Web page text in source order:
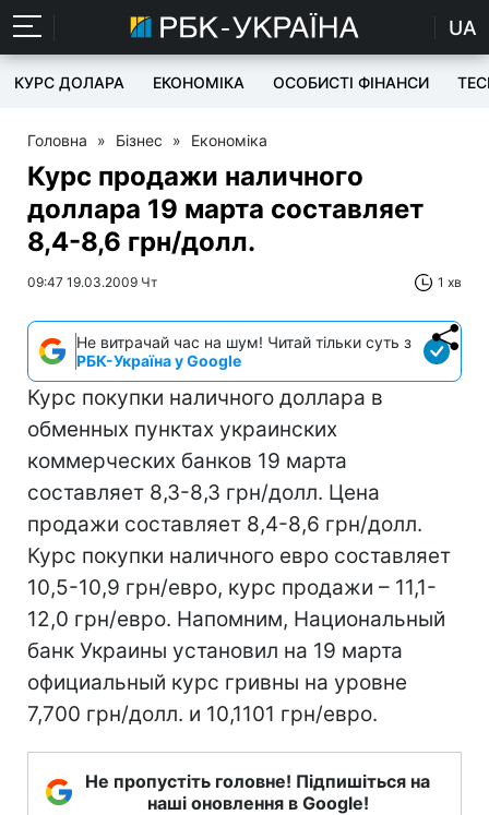
UA
КУРС ДОЛАРА ЕКОНОМІКА ОСОБИСТІ ФІНАНСИ
Головна » Бізнес » Економіка
Курс продажи наличного
доллара 19 марта составляет
8,4-8,6 грн/долл.
09:47 19.03.2009 Чт 1 хв
Не витрачай час на шум! Читай тільки суть з
РБК-Україна у Google
Курс покупки наличного доллара в
обменных пунктах украинских
коммерческих банков 19 марта
составляет 8,3-8,3 грн/долл. Цена
продажи составляет 8,4-8,6 грн/долл.
Курс покупки наличного евро составляет
10,5-10,9 грн/евро, курс продажи – 11,1-
12,0 грн/евро. Напомним, Национальный
банк Украины установил на 19 марта
официальный курс гривны на уровне
7,700 грн/долл. и 10,1101 грн/евро.
Не пропустіть головне! Підпишіться на
наші оновлення в Google!